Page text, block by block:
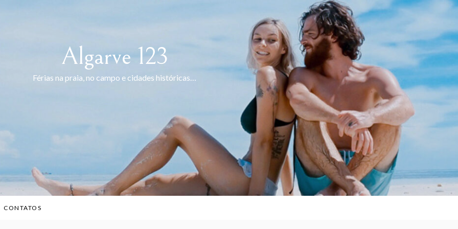
Algarve 123
Férias na praia, no campo e cidades históricas…
CONTATOS